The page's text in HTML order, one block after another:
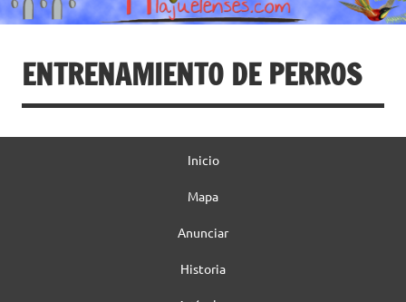
ENTRENAMIENTO DE PERROS
Inicio
Mapa
Anunciar
Historia